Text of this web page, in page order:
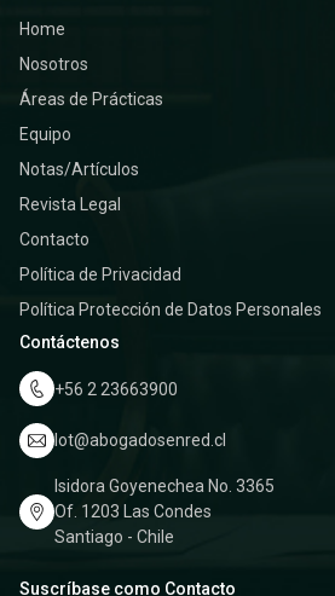
Home
Nosotros
Áreas de Prácticas
Equipo
Notas/Artículos
Revista Legal
Contacto
Política de Privacidad
Política Protección de Datos Personales
Contáctenos
+56 2 23663900
lot@abogadosenred.cl
Isidora Goyenechea No. 3365
Of. 1203 Las Condes
Santiago - Chile
Suscríbase como Contacto